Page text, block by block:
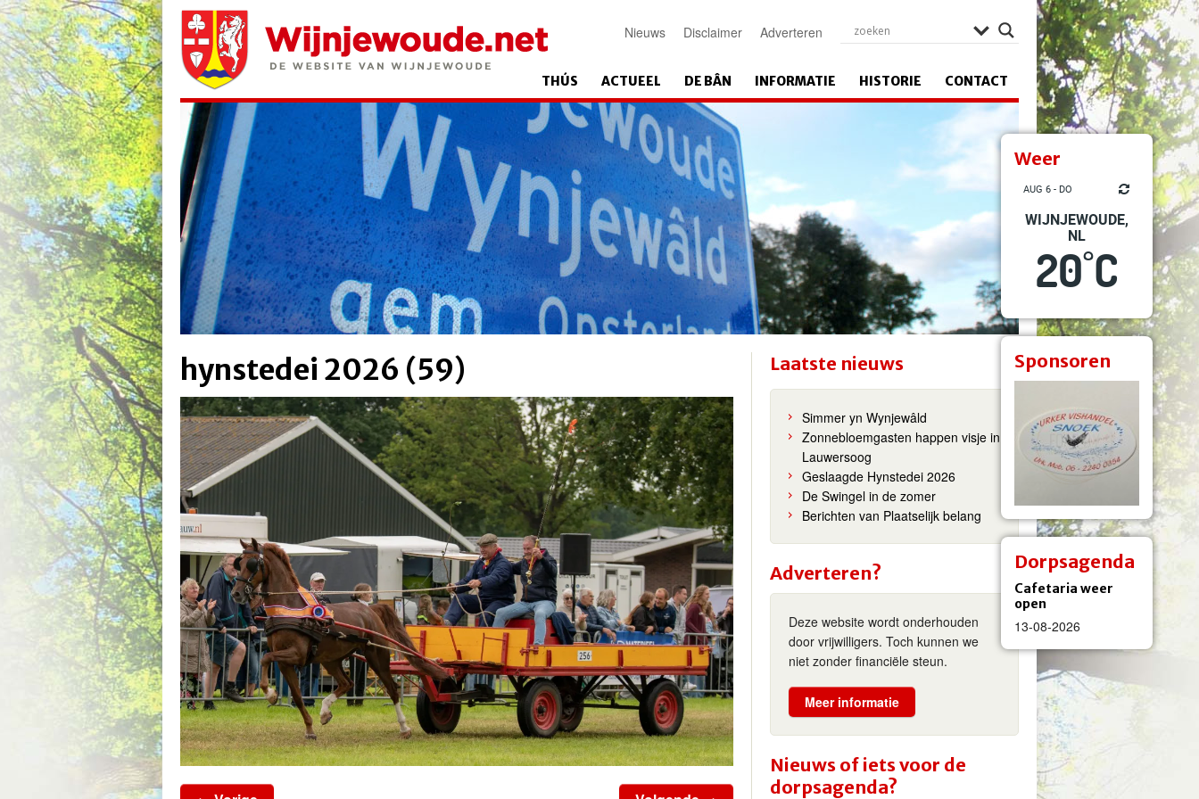
Weer
AUG 6 - DO
WIJNJEWOUDE,
NL
20°C
Sponsoren
Dorpsagenda
Cafetaria weer
open
13-08-2026
Nieuws Disclaimer Adverteren
THÚS ACTUEEL DE BÂN INFORMATIE HISTORIE CONTACT
hynstedei 2026 (59) Laatste nieuws
Simmer yn Wynjewâld
Zonnebloemgasten happen visje in
Lauwersoog
Geslaagde Hynstedei 2026
De Swingel in de zomer
Berichten van Plaatselijk belang
Adverteren?
Deze website wordt onderhouden
door vrijwilligers. Toch kunnen we
niet zonder financiële steun.
Meer informatie
Nieuws of iets voor de
dorpsagenda?